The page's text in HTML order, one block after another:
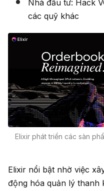
Nhà đầu tư: Hack
các quỹ khác
Elixir phát triển các sàn
Elixir nổi bật nhờ việc
động hóa quản lý thanh